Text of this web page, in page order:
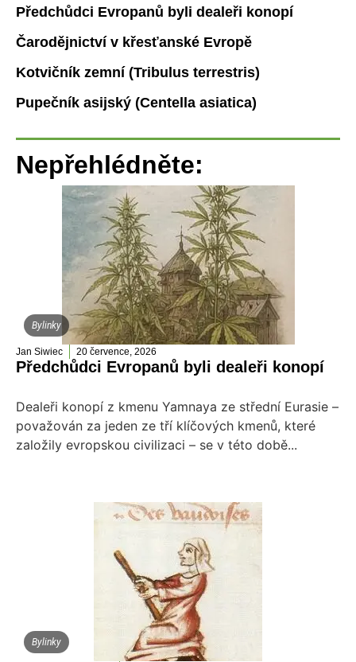
Předchůdci Evropanů byli dealeři konopí
Čarodějnictví v křesťanské Evropě
Kotvičník zemní (Tribulus terrestris)
Pupečník asijský (Centella asiatica)
Nepřehlédněte:
Bylinky
Jan Siwiec 20 července, 2026
Předchůdci Evropanů byli dealeři konopí
Dealeři konopí z kmenu Yamnaya ze střední Eurasie –
považován za jeden ze tří klíčových kmenů, které
založily evropskou civilizaci – se v této době...
Bylinky